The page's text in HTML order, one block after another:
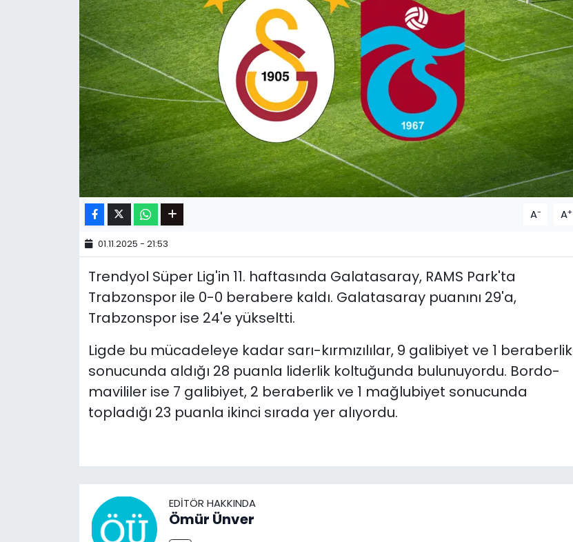
A- A+
01.11.2025 - 21:53
Trendyol Süper Lig'in 11. haftasında Galatasaray, RAMS Park'ta
Trabzonspor ile 0-0 berabere kaldı. Galatasaray puanını 29'a,
Trabzonspor ise 24'e yükseltti.
Ligde bu mücadeleye kadar sarı-kırmızılılar, 9 galibiyet ve 1 beraberlik
sonucunda aldığı 28 puanla liderlik koltuğunda bulunuyordu. Bordo-
mavililer ise 7 galibiyet, 2 beraberlik ve 1 mağlubiyet sonucunda
topladığı 23 puanla ikinci sırada yer alıyordu.
EDITÖR HAKKINDA
Ömür Ünver